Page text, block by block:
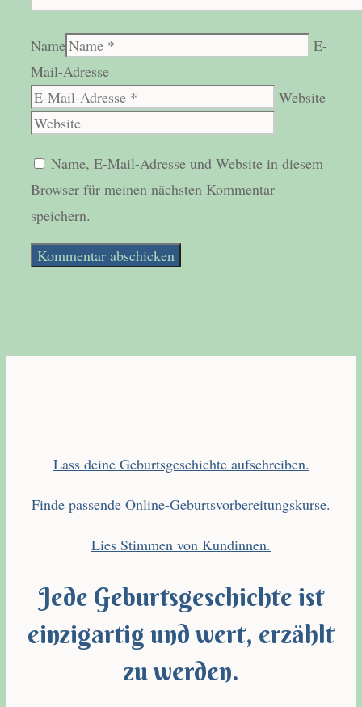
Name
E-
Mail-Adresse
Website
Name, E-Mail-Adresse und Website in diesem
Browser für meinen nächsten Kommentar
speichern.
Lass deine Geburtsgeschichte aufschreiben.
Finde passende Online-Geburtsvorbereitungskurse.
Lies Stimmen von Kundinnen.
Jede Geburtsgeschichte ist
einzigartig und wert, erzählt
zu werden.